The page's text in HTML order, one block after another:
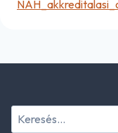
Keresés: